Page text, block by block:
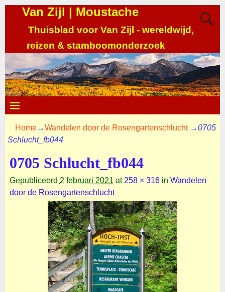
Van Zijl | Moustache
Thuisblad voor Van Zijl - wereldwijd,
reizen & stamboomonderzoek
Home→Wandelen door de Rosengartenschlucht→0705
Schlucht_fb044
0705 Schlucht_fb044
Gepubliceerd 2 februari 2021 at 258 × 316in Wandelen
door de Rosengartenschlucht